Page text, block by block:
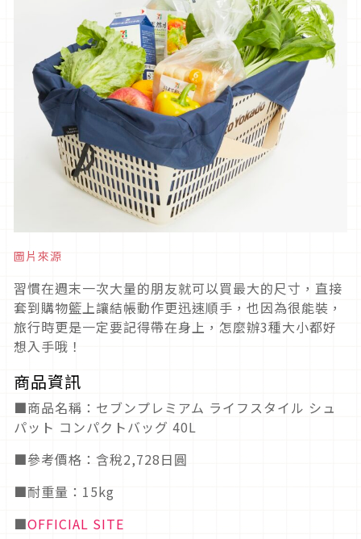
圖片來源
習慣在週末一次大量的朋友就可以買最大的尺寸，直接
套到購物籃上讓結帳動作更迅速順手，也因為很能裝，
旅行時更是一定要記得帶在身上，怎麼辦3種大小都好
想入手哦！
商品資訊
■商品名稱：セブンプレミアム ライフスタイル シュ
パット コンパクトバッグ 40L
■參考價格：含稅2,728日圓
■耐重量：15kg
■OFFICIAL SITE